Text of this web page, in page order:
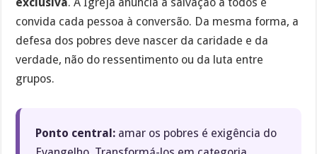
convida cada pessoa à conversão. Da mesma forma, a
defesa dos pobres deve nascer da caridade e da
verdade, não do ressentimento ou da luta entre
grupos.
Ponto central: amar os pobres é exigência do